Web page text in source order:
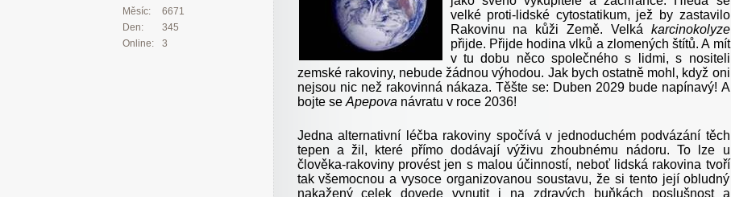
Online: 3
Měsíc:
6671
Den:
345
velké proti-lidské cytostatikum, jež by zastavilo
Rakovinu na kůži Země. Velká karcinokolyze
přijde. Přijde hodina vlků a zlomených štítů. A mít
v tu dobu něco společného s lidmi, s nositeli
zemské rakoviny, nebude žádnou výhodou. Jak bych ostatně mohl, když oni
nejsou nic než rakovinná nákaza. Těšte se: Duben 2029 bude napínavý! A
bojte se Apepova návratu v roce 2036!
Jedna alternativní léčba rakoviny spočívá v jednoduchém podvázání těch
tepen a žil, které přímo dodávají výživu zhoubnému nádoru. To lze u
člověka-rakoviny provést jen s malou účinností, neboť lidská rakovina tvoří
tak všemocnou a vysoce organizovanou soustavu, že si tento její obludný
nakažený celek dovede vynutit i na zdravých buňkách poslušnost a